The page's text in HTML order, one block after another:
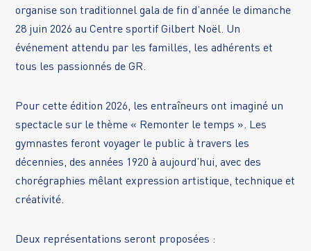
organise son traditionnel gala de fin d’année le dimanche
28 juin 2026 au Centre sportif Gilbert Noël. Un
événement attendu par les familles, les adhérents et
tous les passionnés de GR.
Pour cette édition 2026, les entraîneurs ont imaginé un
spectacle sur le thème « Remonter le temps ». Les
gymnastes feront voyager le public à travers les
décennies, des années 1920 à aujourd’hui, avec des
chorégraphies mêlant expression artistique, technique et
créativité.
Deux représentations seront proposées :